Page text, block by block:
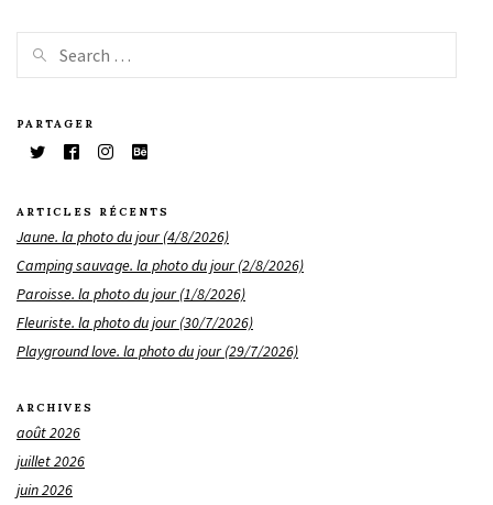
PARTAGER
ARTICLES RÉCENTS
Jaune. la photo du jour (4/8/2026)
Camping sauvage. la photo du jour (2/8/2026)
Paroisse. la photo du jour (1/8/2026)
Fleuriste. la photo du jour (30/7/2026)
Playground love. la photo du jour (29/7/2026)
ARCHIVES
août 2026
juillet 2026
juin 2026